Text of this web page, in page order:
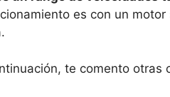
es con un
te comento otras